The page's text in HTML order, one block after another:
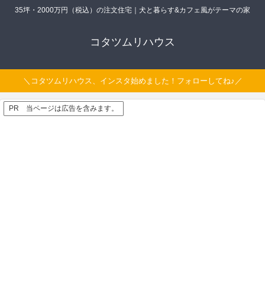
35坪・2000万円（税込）の注文住宅｜犬と暮らす&カフェ風がテーマの家
コタツムリハウス
＼コタツムリハウス、インスタ始めました！フォローしてね♪／
PR 当ページは広告を含みます。